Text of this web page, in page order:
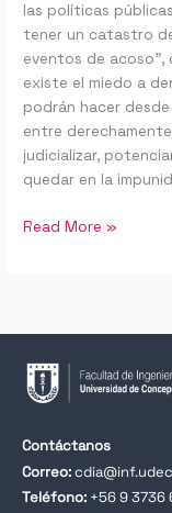
las políticas
tener un catastro
eventos de acoso”,
existe el miedo a
podrán hacer
entre
judicializar,
quedar en la
Read More »
Contáctanos
Correo:
Teléfono: +56 9 3736